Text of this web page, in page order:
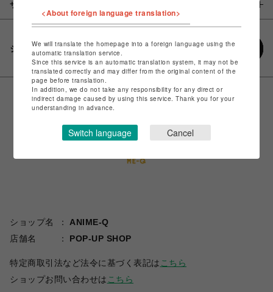
サイズ
シェアする
ショップ名
ANIME-Q
店舗名
POP-UP SHOP
特定商取引法など法令に基づく表記は こちら
ショップお問い合わせは こちら
<About foreign language translation>
We will translate the homepage into a foreign language using the
automatic translation service.
Since this service is an automatic translation system, it may not be
translated correctly and may differ from the original content of the
page before translation.
In addition, we do not take any responsibility for any direct or
indirect damage caused by using this service. Thank you for your
understanding in advance.
Switch language Cancel